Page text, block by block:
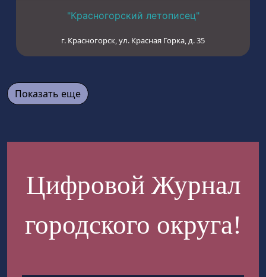
"Красногорский летописец"
г. Красногорск, ул. Красная Горка, д. 35
Показать еще
Цифровой Журнал
городского округа!